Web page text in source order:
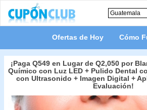
Ofertas de Hoy Cómo
¡Paga Q549 en Lugar de Q2,050 por
Químico con Luz LED + Pulido Dental
con Ultrasonido + Imagen Digital +
Evaluación!